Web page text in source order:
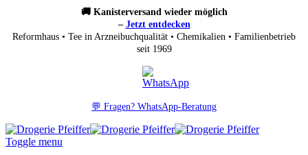
🚚 Kanisterversand wieder möglich
– Jetzt entdecken
Reformhaus • Tee in Arzneibuchqualität • Chemikalien • Familienbetrieb
seit 1969
💬 Fragen? WhatsApp-Beratung
Toggle menu